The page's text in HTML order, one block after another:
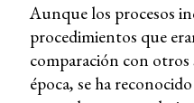
Aunque los procesos
procedimientos que
comparación con otros
época, se ha